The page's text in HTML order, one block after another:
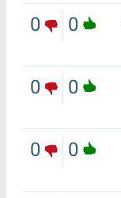
0
0
0
0
0
0